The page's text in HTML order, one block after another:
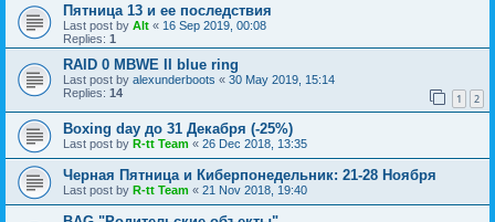
Пятница 13 и ее последствия
Last post by Alt « 16 Sep 2019, 00:08
Replies: 1
RAID 0 MBWE II blue ring
Last post by alexunderboots « 30 May 2019, 15:14
Replies: 14 1 2
Boxing day до 31 Декабря (-25%)
Last post by R-tt Team « 26 Dec 2018, 13:35
Черная Пятница и Киберпонедельник: 21-28 Ноября
Last post by R-tt Team « 21 Nov 2018, 19:40